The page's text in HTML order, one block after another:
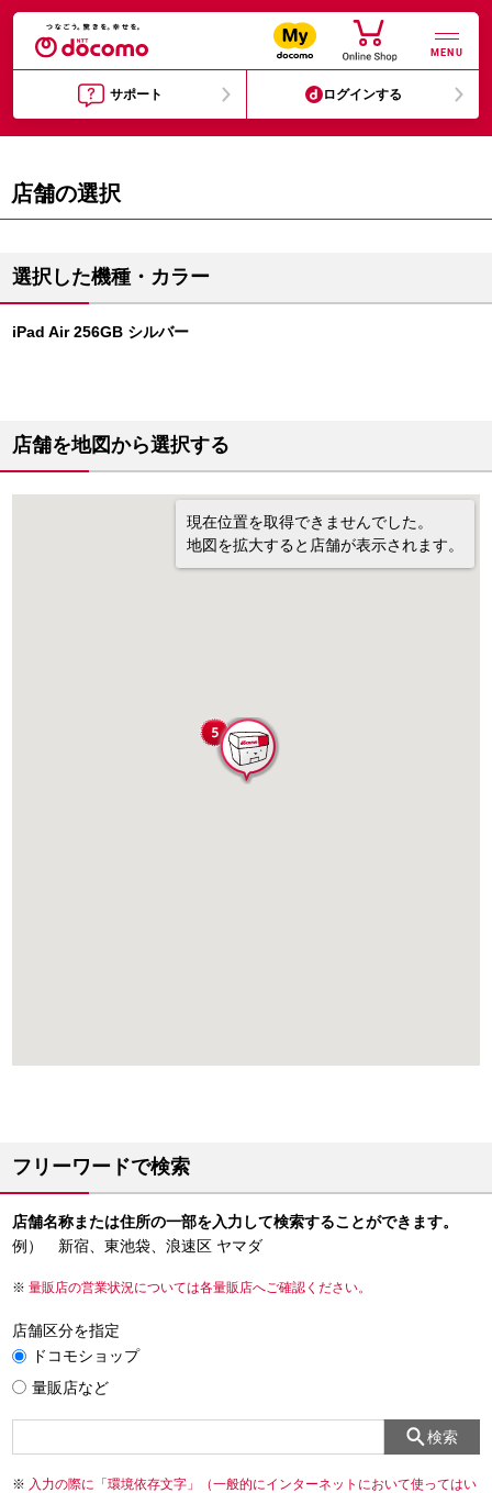
MENU
サポート ログインする
店舗の選択
選択した機種・カラー
iPad Air 256GB シルバー
店舗を地図から選択する
現在位置を取得できませんでした。
地図を拡大すると店舗が表示されます。
フリーワードで検索
店舗名称または住所の一部を入力して検索することができます。
例） 新宿、東池袋、浪速区 ヤマダ
量販店の営業状況については各量販店へご確認ください。
店舗区分を指定
ドコモショップ
量販店など
検索
入力の際に「環境依存文字」（一般的にインターネットにおいて使ってはい